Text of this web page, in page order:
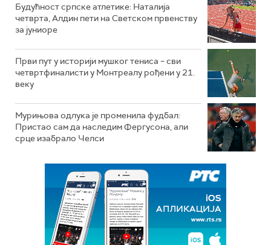
Будућност српске атлетике: Наталија
четврта, Алдин пети на Светском првенству
за јуниоре
Први пут у историји мушког тениса – сви
четвртфиналисти у Монтреалу рођени у 21.
веку
Мурињова одлука је променила фудбал:
Пристао сам да наследим Фергусона, али
срце изабрало Челси